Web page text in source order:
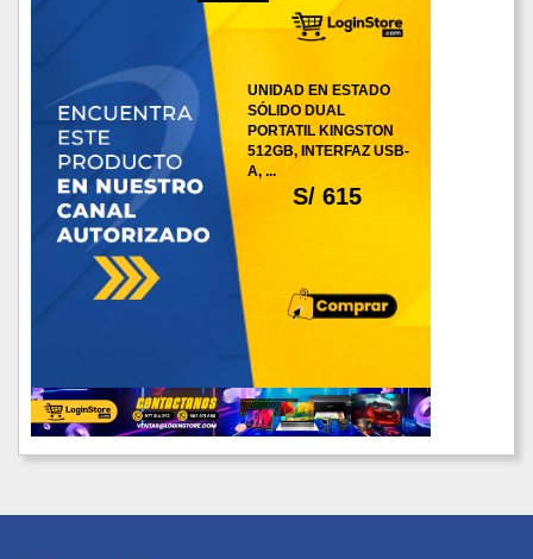
S/ 615
UNIDAD EN ESTADO
SÓLIDO DUAL
PORTATIL KINGSTON
512GB, INTERFAZ USB-
A, ...